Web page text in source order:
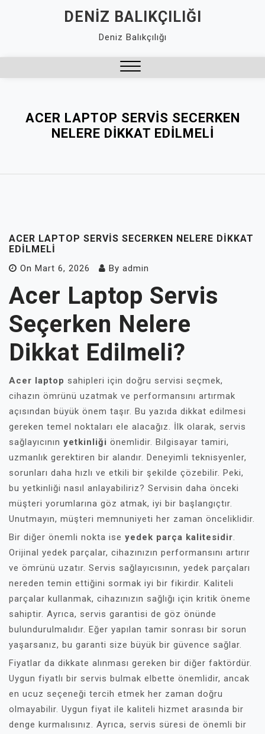
DENIZ BALIKÇILIĞI
Deniz Balıkçılığı
ACER LAPTOP SERVIS SECERKEN
NELERE DIKKAT EDILMELI
ACER LAPTOP SERVIS SECERKEN NELERE DIKKAT
EDILMELI
On Mart 6, 2026 By admin
Acer Laptop Servis
Seçerken Nelere
Dikkat Edilmeli?
Acer laptop sahipleri için doğru servisi seçmek,
cihazın ömrünü uzatmak ve performansını artırmak
açısından büyük önem taşır. Bu yazıda dikkat edilmesi
gereken temel noktaları ele alacağız. İlk olarak, servis
sağlayıcının yetkinliği önemlidir. Bilgisayar tamiri,
uzmanlık gerektiren bir alandır. Deneyimli teknisyenler,
sorunları daha hızlı ve etkili bir şekilde çözebilir. Peki,
bu yetkinliği nasıl anlayabiliriz? Servisin daha önceki
müşteri yorumlarına göz atmak, iyi bir başlangıçtır.
Unutmayın, müşteri memnuniyeti her zaman önceliklidir.
Bir diğer önemli nokta ise yedek parça kalitesidir.
Orijinal yedek parçalar, cihazınızın performansını artırır
ve ömrünü uzatır. Servis sağlayıcısının, yedek parçaları
nereden temin ettiğini sormak iyi bir fikirdir. Kaliteli
parçalar kullanmak, cihazınızın sağlığı için kritik öneme
sahiptir. Ayrıca, servis garantisi de göz önünde
bulundurulmalıdır. Eğer yapılan tamir sonrası bir sorun
yaşarsanız, bu garanti size büyük bir güvence sağlar.
Fiyatlar da dikkate alınması gereken bir diğer faktördür.
Uygun fiyatlı bir servis bulmak elbette önemlidir, ancak
en ucuz seçeneği tercih etmek her zaman doğru
olmayabilir. Uygun fiyat ile kaliteli hizmet arasında bir
denge kurmalısınız. Ayrıca, servis süresi de önemli bir